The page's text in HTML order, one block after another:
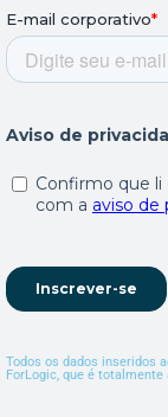
Todos os dados inseridos
ForLogic, que é totalmente